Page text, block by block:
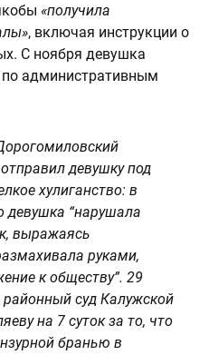
«получила
, включая инструкции о
С ноября девушка
по административным
девушку под
хулиганство: в
девушка “нарушала
выражаясь
руками,
к обществу”. 29
суд Калужской
на 7 суток за то, что
бранью в